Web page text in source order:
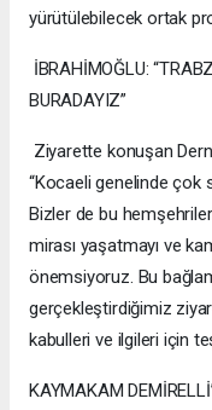
yürütülebilecek ortak
İBRAHİMOĞLU:
BURADAYIZ”
Ziyarette konuşan
“Kocaeli genelinde çok
Bizler de bu
mirası yaşatmayı ve
önemsiyoruz. Bu
gerçekleştirdiğimiz
kabulleri ve ilgileri için
KAYMAKAM